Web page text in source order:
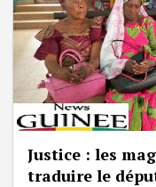
Justice : les
traduire le